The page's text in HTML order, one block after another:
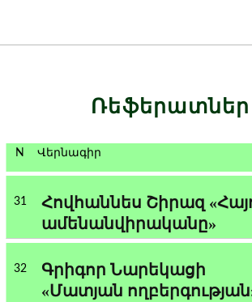
N Վերնագիր
31
Հովհաննես Շիրազ
ամենանվիրականը»
32
Գրիգոր Նարեկացի
«Մատյան